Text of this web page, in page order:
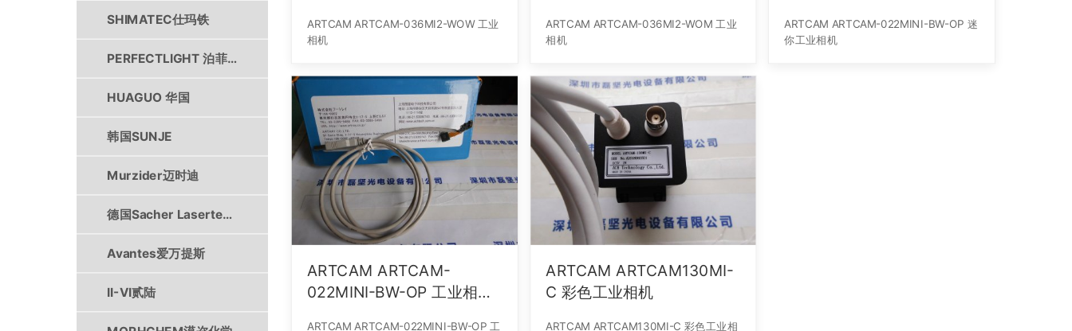
ARTCAM ARTCAM-036MI2-WOW 工业
相机
ARTCAM ARTCAM-036MI2-WOM 工业
相机
ARTCAM ARTCAM-022MINI-BW-OP 迷
你工业相机
ARTCAM ARTCAM-
022MINI-BW-OP 工业相机
ARTCAM ARTCAM-022MINI-BW-OP 工
ARTCAM ARTCAM130MI-
C 彩色工业相机
ARTCAM ARTCAM130MI-C 彩色工业相
SHIMATEC仕玛铁
PERFECTLIGHT 泊菲莱
HUAGUO 华国
韩国SUNJE
Murzider迈时迪
德国Sacher Lasertechnik
Avantes爱万提斯
II-VI贰陆